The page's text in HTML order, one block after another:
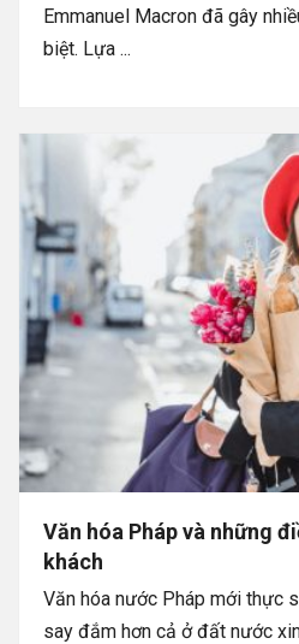
Emmanuel Macron đã gây
biệt. Lựa ...
Văn hóa Pháp và những
khách
Văn hóa nước Pháp mới thực
say đắm hơn cả ở đất nước